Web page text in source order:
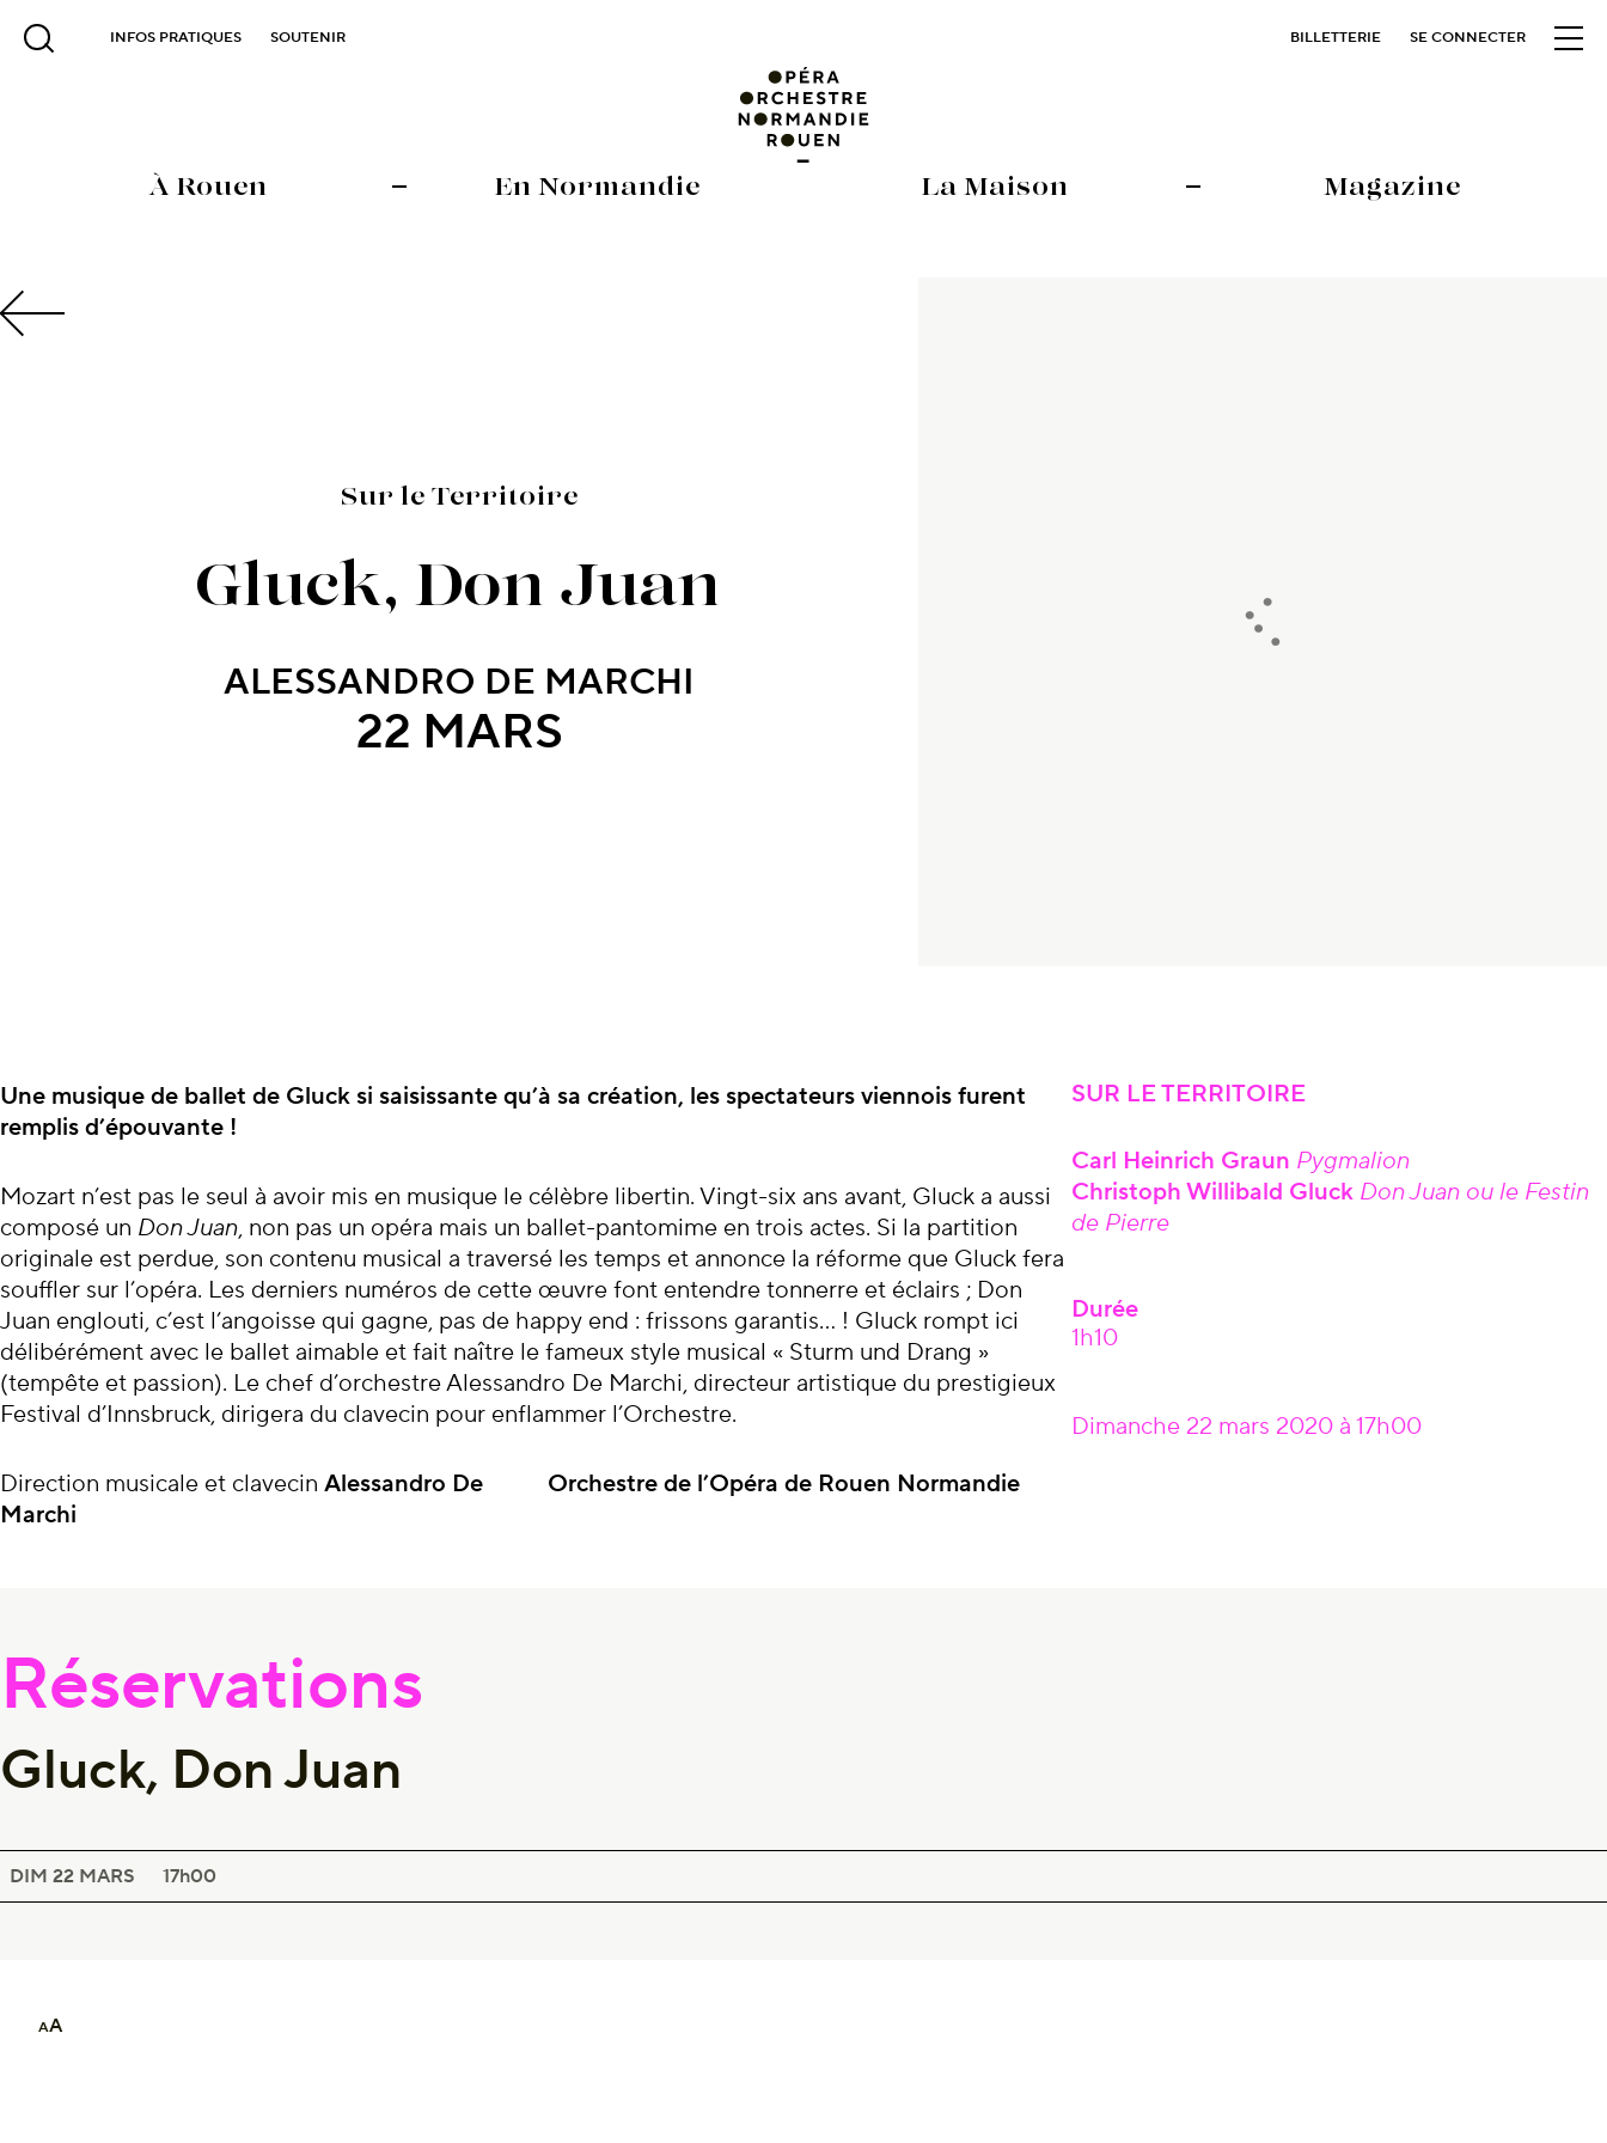
AA
INFOS PRATIQUES SOUTENIR BILLETTERIE SE CONNECTER
À Rouen En Normandie La Maison Magazine
Sur le Territoire
Gluck, Don Juan
ALESSANDRO DE MARCHI
22 MARS
À propos du concert
Une musique de ballet de Gluck si saisissante qu’à sa création, les spectateurs viennois furent
remplis d’épouvante !
Mozart n’est pas le seul à avoir mis en musique le célèbre libertin. Vingt-six ans avant, Gluck a aussi
composé un Don Juan, non pas un opéra mais un ballet-pantomime en trois actes. Si la partition
originale est perdue, son contenu musical a traversé les temps et annonce la réforme que Gluck fera
souffler sur l’opéra. Les derniers numéros de cette œuvre font entendre tonnerre et éclairs ; Don
Juan englouti, c’est l’angoisse qui gagne, pas de happy end : frissons garantis… ! Gluck rompt ici
délibérément avec le ballet aimable et fait naître le fameux style musical « Sturm und Drang »
(tempête et passion). Le chef d’orchestre Alessandro De Marchi, directeur artistique du prestigieux
Festival d’Innsbruck, dirigera du clavecin pour enflammer l’Orchestre.
Direction musicale et clavecin Alessandro De
Marchi
Orchestre de l’Opéra de Rouen Normandie
SUR LE TERRITOIRE
Carl Heinrich Graun Pygmalion
Christoph Willibald Gluck Don Juan ou le Festin
de Pierre
Durée
1h10
Dimanche 22 mars 2020 à 17h00
Réservations
Gluck, Don Juan
DIM 22 MARS 17h00
GLUCK, DON JUAN
SUR LE TERRITOIRE